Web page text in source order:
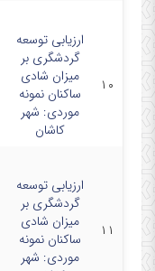
۱۰
ارزیابی توسعه
گردشگری بر
میزان شادی
ساکنان نمونه
موردی: شهر
کاشان
۱۱
ارزیابی توسعه
گردشگری بر
میزان شادی
ساکنان نمونه
موردی: شهر